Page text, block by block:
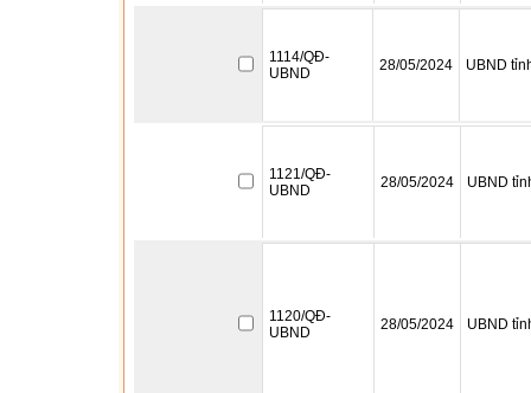
1114/QĐ-
UBND
28/05/2024 UBND
1121/QĐ-
UBND
28/05/2024 UBND
1120/QĐ-
UBND
28/05/2024 UBND